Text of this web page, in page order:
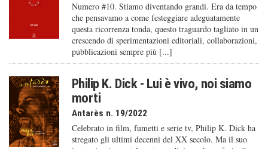
Numero #10. Stiamo diventando grandi. Era da tempo
che pensavamo a come festeggiare adeguatamente
questa ricorrenza tonda, questo traguardo tagliato in un
crescendo di sperimentazioni editoriali, collaborazioni,
pubblicazioni sempre più [...]
Philip K. Dick - Lui è vivo, noi siamo
morti
Antarès n. 19/2022
Celebrato in film, fumetti e serie tv, Philip K. Dick ha
stregato gli ultimi decenni del XX secolo. Ma il suo